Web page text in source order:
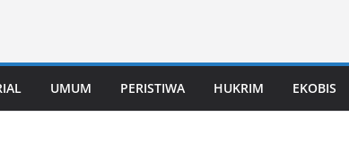
UMUM PERISTIWA HUKRIM EKOBIS